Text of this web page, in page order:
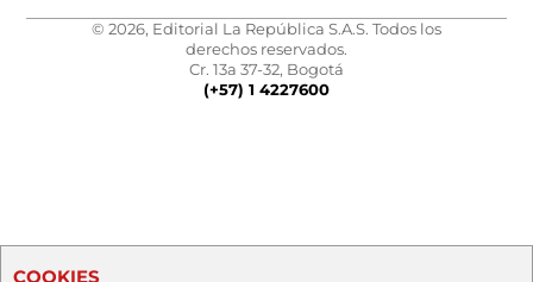
© 2026, Editorial La República S.A.S. Todos los
derechos reservados.
Cr. 13a 37-32, Bogotá
(+57) 1 4227600
COOKIES